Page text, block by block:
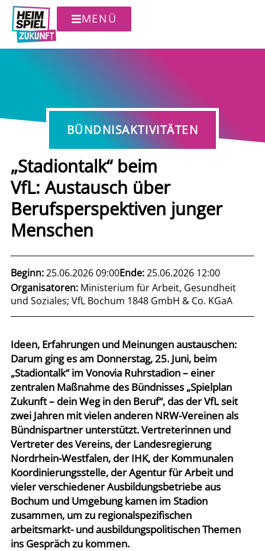
MENÜ
BÜNDNISAKTIVITÄTEN
„Stadiontalk“ beim
VfL: Austausch über
Berufsperspektiven junger
Menschen
Beginn:25.06.2026 09:00Ende:25.06.2026 12:00
Organisatoren: Ministerium für Arbeit, Gesundheit
und Soziales; VfL Bochum 1848 GmbH & Co. KGaA
Ideen, Erfahrungen und Meinungen austauschen:
Darum ging es am Donnerstag, 25. Juni, beim
„Stadiontalk“ im Vonovia Ruhrstadion – einer
zentralen Maßnahme des Bündnisses „Spielplan
Zukunft – dein Weg in den Beruf“, das der VfL seit
zwei Jahren mit vielen anderen NRW-Vereinen als
Bündnispartner unterstützt. Vertreterinnen und
Vertreter des Vereins, der Landesregierung
Nordrhein-Westfalen, der IHK, der Kommunalen
Koordinierungsstelle, der Agentur für Arbeit und
vieler verschiedener Ausbildungsbetriebe aus
Bochum und Umgebung kamen im Stadion
zusammen, um zu regionalspezifischen
arbeitsmarkt- und ausbildungspolitischen Themen
ins Gespräch zu kommen.